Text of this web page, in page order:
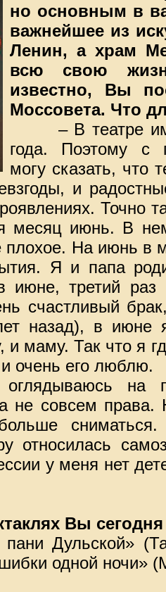
но основным в
важнейшее из
Ленин, а храм
всю свою
известно, Вы
Моссовета. Что
– В театре им.
года. Поэтому с
могу сказать, что
и
Точно
месяц июнь. В
плохое. На июнь в
Я и папа
июне, третий
счастливый
назад), в июне
и маму. Так что я
очень его люблю.
на
не совсем права.
относилась
у меня нет
Вы сегодня
Дульской»
одной ночи»